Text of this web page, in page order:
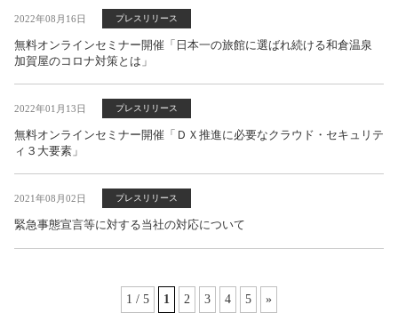
2022年08月16日 プレスリリース
無料オンラインセミナー開催「日本一の旅館に選ばれ続ける和倉温泉
加賀屋のコロナ対策とは」
2022年01月13日 プレスリリース
無料オンラインセミナー開催「ＤＸ推進に必要なクラウド・セキュリテ
ィ３大要素」
2021年08月02日 プレスリリース
緊急事態宣言等に対する当社の対応について
1 / 5 1 2 3 4 5 »